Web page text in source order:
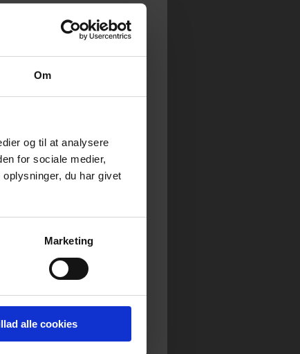
Om
og til at analysere
for sociale medier,
du har givet
Marketing
alle cookies